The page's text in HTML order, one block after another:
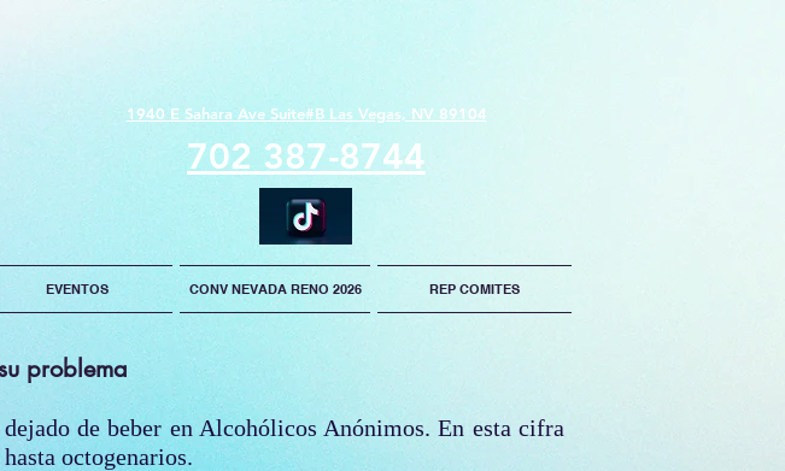
1940 E Sahara Ave Suite#B Las Vegas, NV 89104
702 387-8744
EVENTOS CONV NEVADA RENO 2026 REP COMITES
problema
de beber en Alcohólicos Anónimos. En esta cifra
octogenarios.